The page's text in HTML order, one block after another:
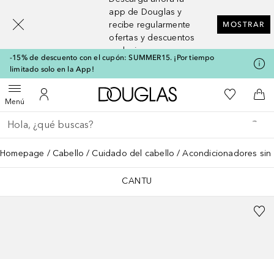
app de Douglas y
recibe regularmente
ofertas y descuentos
exclusivos
MOSTRAR
-15% de descuento con el cupón: SUMMER15. ¡Por tiempo
limitado solo en la App!
MenúAbrir menúMi cuenta
A Douglas HomeMi lista de
A
Regresar
Ejecutar búsqueda
Homepage Cabello Cuidado del cabello Acondicionadores sin
CANTU
[navigation.slideout.screenreader]